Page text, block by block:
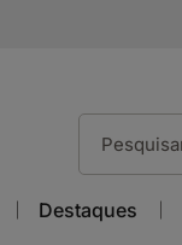
Destaques